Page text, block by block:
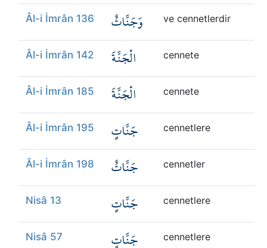
Âl-i İmrân 136 وَجَنَّاتٌ ve cennetlerdir
Âl-i İmrân 142 الْجَنَّةَ cennete
Âl-i İmrân 185 الْجَنَّةَ cennete
Âl-i İmrân 195 جَنَّاتٍ cennetlere
Âl-i İmrân 198 جَنَّاتٌ cennetler
Nisâ 13 جَنَّاتٍ cennetlere
Nisâ 57 جَنَّاتٍ cennetlere